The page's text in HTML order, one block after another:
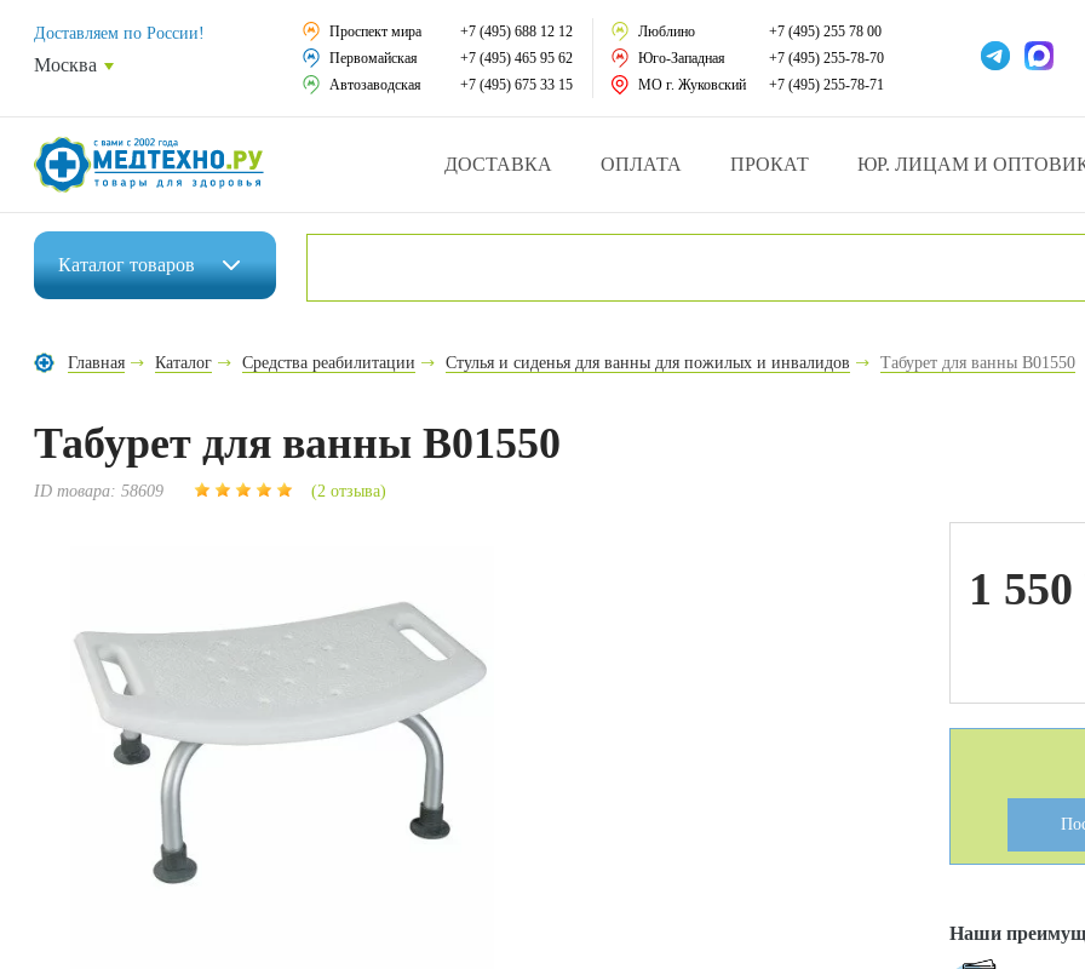
Средства реабилитации
Средства по уходу за больными
Домашняя медтехника
Уникальные и полезные товары
Прокат инвалидной техники
Доставляем по России!
Москва
Проспект мира
+7 (495) 688 12 12
Первомайская
+7 (495) 465 95 62
Автозаводская
+7 (495) 675 33 15
Люблино
+7 (495) 255 78 00
Юго-Западная
+7 (495) 255-78-70
МО г. Жуковский
+7 (495) 255-78-71
ДОСТАВКА ОПЛАТА ПРОКАТ ЮР. ЛИЦАМ И
Каталогтоваров
Средства по уходу за больными
Ортопедические изделия
Экология дома
Товары для красоты и здоровья
Товары для врачей и мед.учреждений
Уникальные и полезные товары
Распродажа
Главная Каталог Средства реабилитации Стулья и сиденья для ванны для пожилых и инвалидов Табурет для ванны В01550
Табурет для ванны В01550
ID товара:58609 (2 отзыва)
1 550
Наши